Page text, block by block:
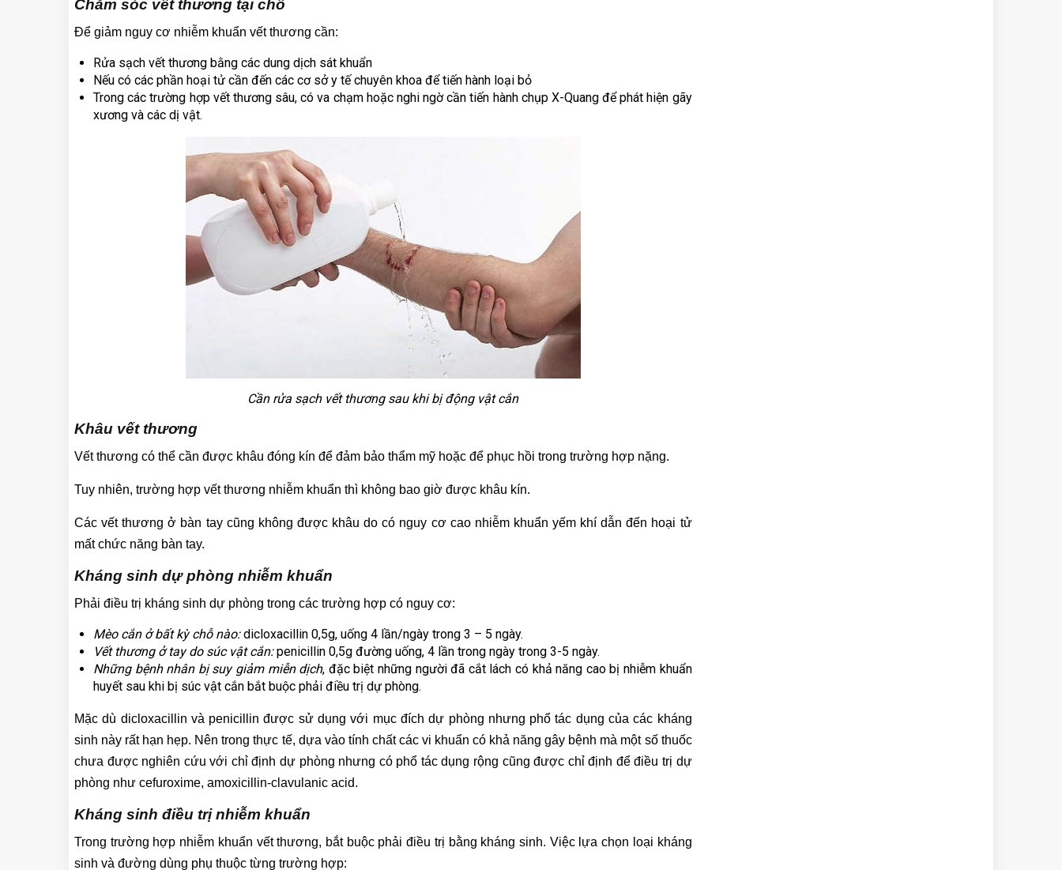
Chăm sóc vết thương tại chỗ
Để giảm nguy cơ nhiễm khuẩn vết thương cần:
Rửa sạch vết thương bằng các dung dịch sát khuẩn
Nếu có các phần hoại tử cần đến các cơ sở y tế chuyên khoa để tiến hành loại bỏ
Trong các trường hợp vết thương sâu, có va chạm hoặc nghi ngờ cần tiến hành chụp X-Quang để phát hiện gãy
xương và các dị vật.
Cần rửa sạch vết thương sau khi bị động vật cắn
Khâu vết thương
Vết thương có thể cần được khâu đóng kín để đảm bảo thẩm mỹ hoặc để phục hồi trong trường hợp nặng.
Tuy nhiên, trường hợp vết thương nhiễm khuẩn thì không bao giờ được khâu kín.
Các vết thương ở bàn tay cũng không được khâu do có nguy cơ cao nhiễm khuẩn yếm khí dẫn đến hoại tử
mất chức năng bàn tay.
Kháng sinh dự phòng nhiễm khuẩn
Phải điều trị kháng sinh dự phòng trong các trường hợp có nguy cơ:
Mèo cắn ở bất kỳ chỗ nào:dicloxacillin 0,5g, uống 4 lần/ngày trong 3 – 5 ngày.
Vết thương ở tay do súc vật cắn:penicillin 0,5g đường uống, 4 lần trong ngày trong 3-5 ngày.
Những bệnh nhân bị suy giảm miễn dịch, đặc biệt những người đã cắt lách có khả năng cao bị nhiễm khuẩn
huyết sau khi bị súc vật cắn bắt buộc phải điều trị dự phòng.
Mặc dù dicloxacillin và penicillin được sử dụng với mục đích dự phòng nhưng phổ tác dụng của các kháng
sinh này rất hạn hẹp. Nên trong thực tế, dựa vào tính chất các vi khuẩn có khả năng gây bệnh mà một số thuốc
chưa được nghiên cứu với chỉ định dự phòng nhưng có phổ tác dụng rộng cũng được chỉ định để điều trị dự
phòng như cefuroxime, amoxicillin-clavulanic acid.
Kháng sinh điều trị nhiễm khuẩn
Trong trường hợp nhiễm khuẩn vết thương, bắt buộc phải điều trị bằng kháng sinh. Việc lựa chọn loại kháng
sinh và đường dùng phụ thuộc từng trường hợp: